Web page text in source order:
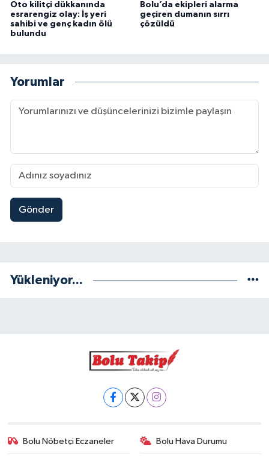
Oto kilitçi dükkanında
esrarengiz olay: İş yeri
sahibi ve genç kadın ölü
bulundu
Bolu’da ekipleri alarma
geçiren dumanın sırrı
çözüldü
Yorumlar
Gönder
Yükleniyor...
Bolu Nöbetçi Eczaneler Bolu Hava Durumu